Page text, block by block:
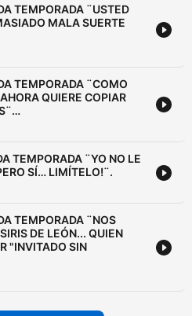
TEMPORADA ¨USTED
MALA SUERTE
TEMPORADA ¨COMO
QUIERE COPIAR
TEMPORADA ¨YO NO LE
SÍ… LIMÍTELO!¨.
TEMPORADA ¨NOS
DE LEÓN... QUIEN
"INVITADO SIN